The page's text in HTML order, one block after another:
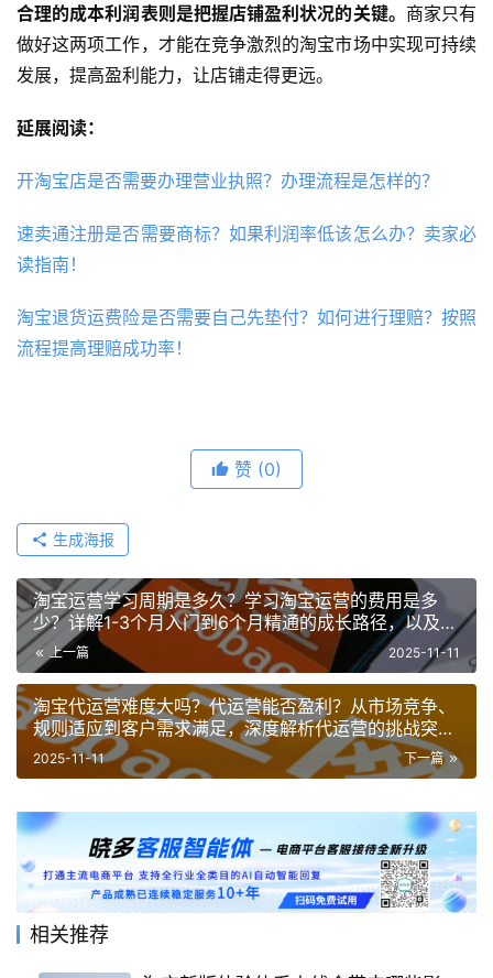
合理的成本利润表则是把握店铺盈利状况的关键。 商家只有
做好这两项工作，才能在竞争激烈的淘宝市场中实现可持续
发展，提高盈利能力，让店铺走得更远。
延展阅读：
开淘宝店是否需要办理营业执照？办理流程是怎样的？
速卖通注册是否需要商标？如果利润率低该怎么办？卖家必
读指南！
淘宝退货运费险是否需要自己先垫付？如何进行理赔？按照
流程提高理赔成功率！
赞 (0)
生成海报
淘宝运营学习周期是多久？学习淘宝运营的费用是多
少？详解1-3个月入门到6个月精通的成长路径，以及从
免费自学到万元培训的费用全解析！
上一篇 2025-11-11
淘宝代运营难度大吗？代运营能否盈利？从市场竞争、
规则适应到客户需求满足，深度解析代运营的挑战突破
与盈利路径！
下一篇
2025-11-11
相关推荐